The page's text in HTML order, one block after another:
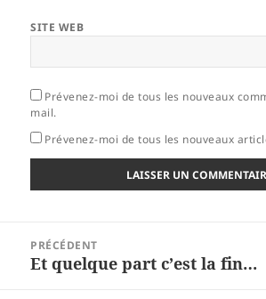
SITE WEB
Prévenez-moi de tous les nouveaux
mail.
Prévenez-moi de tous les nouveaux
l’article
PRÉCÉDENT
Article
Et quelque part c’est la fin…